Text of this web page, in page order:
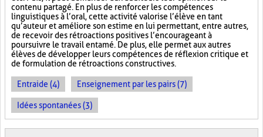
contenu partagé. En plus de renforcer les compétences
linguistiques à l’oral, cette activité valorise l’élève en tant
qu’auteur et améliore son estime en lui permettant, entre autres,
de recevoir des rétroactions positives l’encourageant à
poursuivre le travail entamé. De plus, elle permet aux autres
élèves de développer leurs compétences de réflexion critique et
de formulation de rétroactions constructives.
Entraide (4) Enseignement par les pairs (7)
Idées spontanées (3)